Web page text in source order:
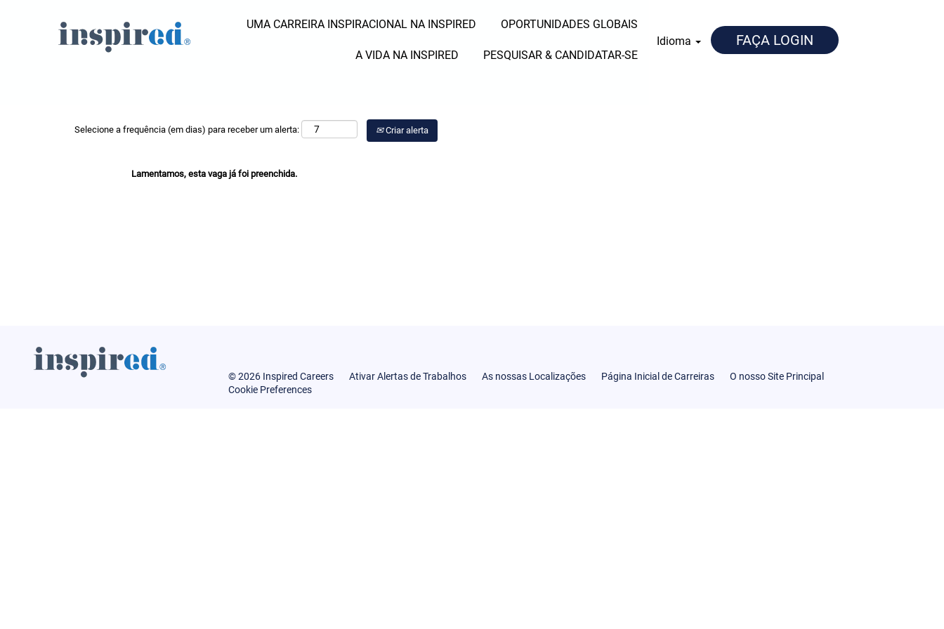
UMA CARREIRA INSPIRACIONAL NA INSPIRED OPORTUNIDADES GLOBAIS
A VIDA NA INSPIRED PESQUISAR & CANDIDATAR-SE
Idioma FAÇA LOGIN
Pesquisar por palavra-chave Pesquisar por Local
Selecione a frequência (em dias) para receber um alerta: Criar alerta
Lamentamos, esta vaga já foi preenchida.
© 2026 Inspired Careers Ativar Alertas de Trabalhos As nossas Localizações Página Inicial de Carreiras
O nosso Site Principal
Cookie Preferences